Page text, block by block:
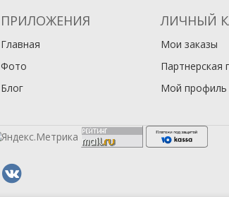
ПРИЛОЖЕНИЯ
Главная
Фото
Блог
ЛИЧНЫЙ
Мои заказы
Партнерская
Мой профиль